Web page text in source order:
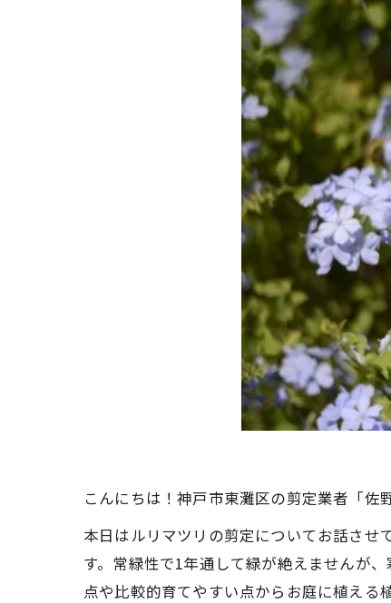
こんにちは！神戸市東灘区の剪定業者「佐
本日はルリマツリの剪定についてお話させ
す。常緑性で1年通して緑が絶えませんが
点や比較的育てやすい点からお庭に植える